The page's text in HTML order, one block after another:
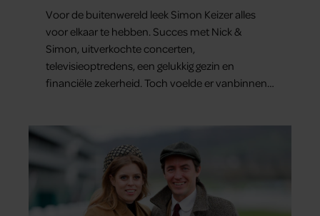
Voor de buitenwereld leek Simon Keizer alles
voor elkaar te hebben. Succes met Nick &
Simon, uitverkochte concerten,
televisieoptredens, een gelukkig gezin en
financiële zekerheid. Toch voelde er vanbinnen
dat hij lange tijd vooral overleefde en steeds
verder van zijn gevoel verwijderd raakte.